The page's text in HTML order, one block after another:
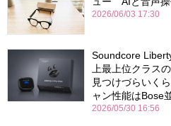
2026/06/03 17:30
Soundcore
上最上位クラス
見つけづらいく
ャン性能はBose
2026/05/30 16:56